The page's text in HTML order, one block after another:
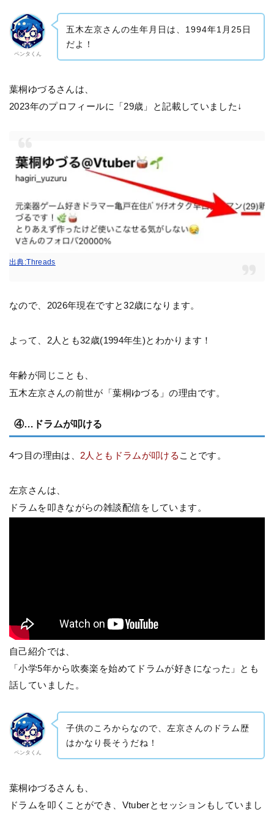
ペンタくん
五木左京さんの生年月日は、1994年1月25日
だよ！
葉桐ゆづるさんは、
2023年のプロフィールに「29歳」と記載していました↓
出典:Threads
なので、2026年現在ですと32歳になります。
よって、2人とも32歳(1994年生)とわかります！
年齢が同じことも、
五木左京さんの前世が「葉桐ゆづる」の理由です。
④…ドラムが叩ける
4つ目の理由は、 2人ともドラムが叩ける ことです。
左京さんは、
ドラムを叩きながらの雑談配信をしています。
自己紹介では、
「小学5年から吹奏楽を始めてドラムが好きになった」とも
話していました。
ペンタくん
子供のころからなので、左京さんのドラム歴
はかなり長そうだね！
葉桐ゆづるさんも、
ドラムを叩くことができ、Vtuberとセッションもしていまし